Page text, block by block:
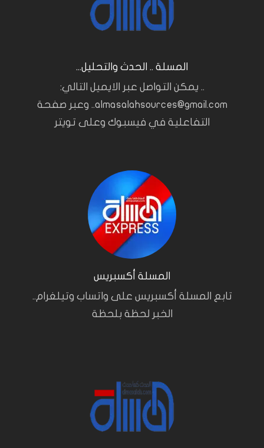
المسلة .. الحدث والتحليل...
.. يمكن التواصل عبر الايميل التالي:
almasalahsources@gmail.com.. وعبر صفحة
التفاعلية في فيسبوك وعلى تويتر
المسلة أكسبريس
تابع المسلة أكسبريس على واتساب وتيلغرام..
الخبر لحظة بلحظة